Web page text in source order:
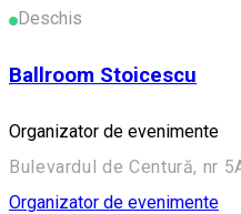
Deschis
Ballroom Stoicescu
Organizator de evenimente
Bulevardul de Centură, nr
Organizator de evenimente